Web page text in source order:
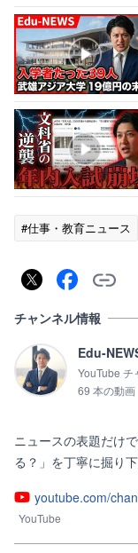
#仕事・教育ニュース
チャンネル情報
Edu-
YouTube チ
69 本の動画
ニュースの表題だけ
る？」を丁寧に掘り
youtube.com/
YouTube